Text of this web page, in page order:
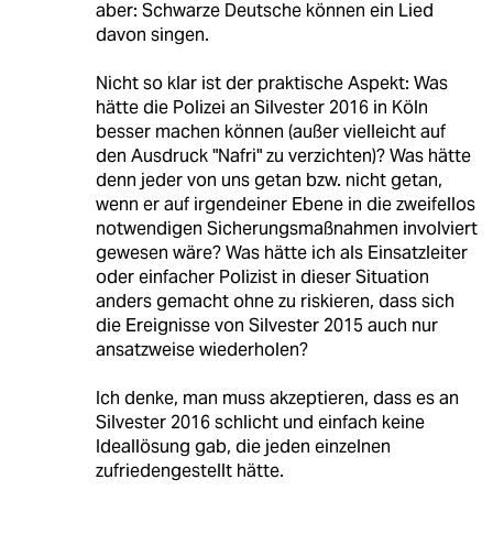
aber: Schwarze Deutsche können ein Lied
davon singen.
Nicht so klar ist der praktische Aspekt: Was
hätte die Polizei an Silvester 2016 in Köln
besser machen können (außer vielleicht auf
den Ausdruck "Nafri" zu verzichten)? Was hätte
denn jeder von uns getan bzw. nicht getan,
wenn er auf irgendeiner Ebene in die zweifellos
notwendigen Sicherungsmaßnahmen involviert
gewesen wäre? Was hätte ich als Einsatzleiter
oder einfacher Polizist in dieser Situation
anders gemacht ohne zu riskieren, dass sich
die Ereignisse von Silvester 2015 auch nur
ansatzweise wiederholen?
Ich denke, man muss akzeptieren, dass es an
Silvester 2016 schlicht und einfach keine
Ideallösung gab, die jeden einzelnen
zufriedengestellt hätte.